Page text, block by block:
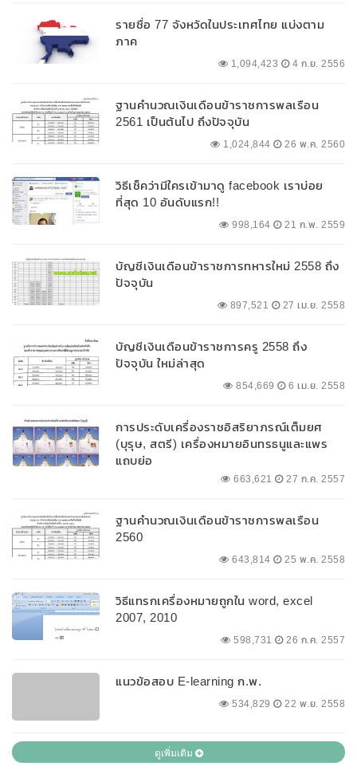
รายชื่อ 77 จังหวัดในประเทศไทย แบ่งตาม
ภาค
1,094,423 4 ก.ย. 2556
ฐานคำนวณเงินเดือนข้าราชการพลเรือน
2561 เป็นต้นไป ถึงปัจจุบัน
1,024,844 26 พ.ค. 2560
วิธีเช็คว่ามีใครเข้ามาดู facebook เราบ่อย
ที่สุด 10 อันดับแรก!!
998,164 21 ก.พ. 2559
บัญชีเงินเดือนข้าราชการทหารใหม่ 2558 ถึง
ปัจจุบัน
897,521 27 เม.ย. 2558
บัญชีเงินเดือนข้าราชการครู 2558 ถึง
ปัจจุบัน ใหม่ล่าสุด
854,669 6 เม.ย. 2558
การประดับเครื่องราชอิสริยาภรณ์เต็มยศ
(บุรุษ, สตรี) เครื่องหมายอินทรธนูและแพร
แถบย่อ
663,621 27 ก.ค. 2557
ฐานคำนวณเงินเดือนข้าราชการพลเรือน
2560
643,814 25 พ.ค. 2558
วิธีแทรกเครื่องหมายถูกใน word, excel
2007, 2010
598,731 26 ก.ค. 2557
แนวข้อสอบ E-learning ก.พ.
534,829 22 พ.ย. 2558
ดูเพิ่มเติม